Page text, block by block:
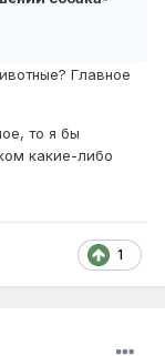
Главное
то я бы
какие-либо
1